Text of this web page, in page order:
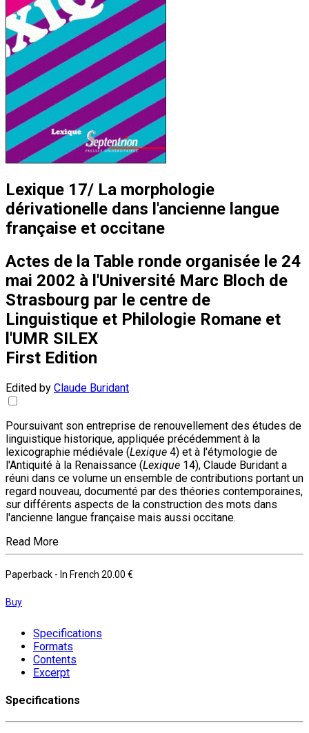
Lexique 17/ La morphologie
dérivationelle dans l'ancienne langue
française et occitane
Actes de la Table ronde organisée le 24
mai 2002 à l'Université Marc Bloch de
Strasbourg par le centre de
Linguistique et Philologie Romane et
l'UMR SILEX
First Edition
Edited by Claude Buridant
Poursuivant son entreprise de renouvellement des études de
linguistique historique, appliquée précédemment à la
lexicographie médiévale (Lexique 4) et à l'étymologie de
l'Antiquité à la Renaissance (Lexique 14), Claude Buridant a
réuni dans ce volume un ensemble de contributions portant un
regard nouveau, documenté par des théories contemporaines,
sur différents aspects de la construction des mots dans
l'ancienne langue française mais aussi occitane.
Read More
Paperback - In French 20.00 €
Buy
Specifications
Formats
Contents
Excerpt
Specifications